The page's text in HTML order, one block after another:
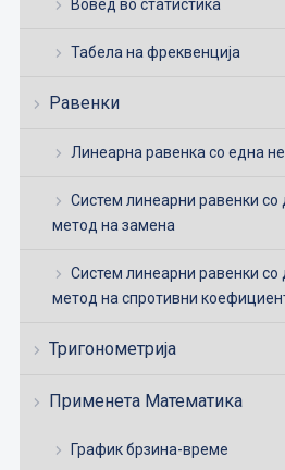
Вовед во статистика
Табела на фреквенција
Равенки
Линеарна равенка со една
Систем линеарни равенки со
метод на замена
Систем линеарни равенки со
метод на спротивни
Тригонометрија
Применета Математика
График брзина-време